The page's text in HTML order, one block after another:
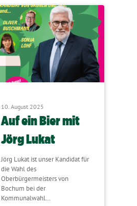
10. August 2025
Auf ein Bier mit
Jörg Lukat
Jörg Lukat ist unser Kandidat für
die Wahl des
Oberbürgermeisters von
Bochum bei der
Kommunalwahl…